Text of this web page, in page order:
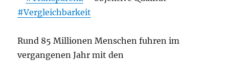
#Vergleichbarkeit
Rund 85 Millionen Menschen fuhren im
vergangenen Jahr mit den